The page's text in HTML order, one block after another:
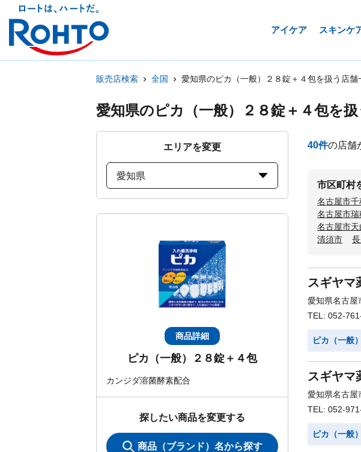
アイケア スキンケ
販売店検索 全国 愛知県のピカ（一般）２８錠＋４包を扱う店舗
愛知県のピカ（一般）２８錠＋４包を
エリアを変更
愛知県
商品詳細
ピカ（一般）２８錠＋４包
カンジダ溶菌酵素配合
探したい商品を変更する
商品（ブランド）名から探す
40件の店舗
市区町村
名古屋市千
名古屋市瑞
名古屋市天
清須市
スギヤ
愛知県名古屋
TEL: 052-
ピカ（一般
スギヤ
愛知県名古屋
TEL: 052-
ピカ（一般